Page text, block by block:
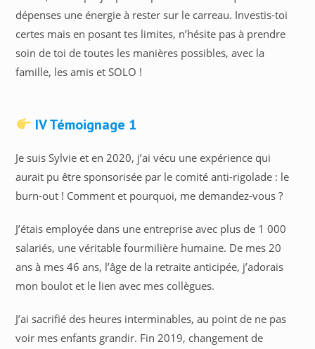
dépenses une énergie à rester sur le carreau. Investis-toi
certes mais en posant tes limites, n’hésite pas à prendre
soin de toi de toutes les manières possibles, avec la
famille, les amis et SOLO !
IV Témoignage 1
Je suis Sylvie et en 2020, j’ai vécu une expérience qui
aurait pu être sponsorisée par le comité anti-rigolade : le
burn-out ! Comment et pourquoi, me demandez-vous ?
J’étais employée dans une entreprise avec plus de 1 000
salariés, une véritable fourmilière humaine. De mes 20
ans à mes 46 ans, l’âge de la retraite anticipée, j’adorais
mon boulot et le lien avec mes collègues.
J’ai sacrifié des heures interminables, au point de ne pas
voir mes enfants grandir. Fin 2019, changement de